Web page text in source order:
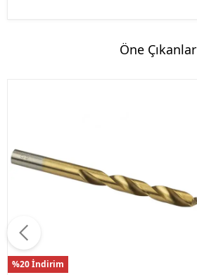
Öne Çıkanlar
%20 İndirim